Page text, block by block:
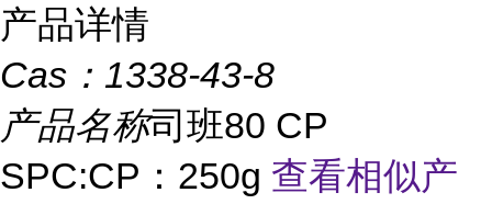
产品详情
Cas： 1338-43-8
产品名称司班80 CP
SPC:CP：250g 查看相似产